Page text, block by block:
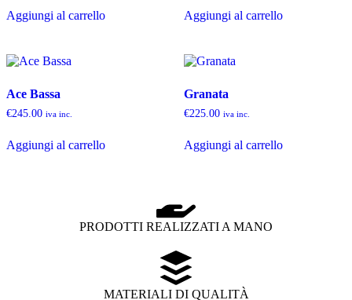
Aggiungi al carrello Aggiungi al carrello
Ace Bassa
€245.00 iva inc.
Aggiungi al carrello
Granata
€225.00 iva inc.
Aggiungi al carrello
PRODOTTI REALIZZATI A MANO
MATERIALI DI QUALITÀ